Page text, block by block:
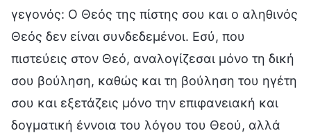
γεγονός: Ο Θεός της πίστης σου και ο αληθινός
Θεός δεν είναι συνδεδεμένοι. Εσύ, που
πιστεύεις στον Θεό, αναλογίζεσαι μόνο τη δική
σου βούληση, καθώς και τη βούληση του ηγέτη
σου και εξετάζεις μόνο την επιφανειακή και
δογματική έννοια του λόγου του Θεού, αλλά